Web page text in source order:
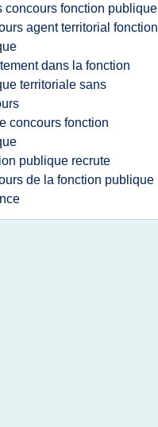
concours fonction publique
agent territorial fonction
dans la fonction
territoriale sans
concours fonction
publique recrute
de la fonction publique